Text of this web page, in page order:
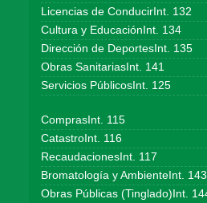
Licencias de ConducirInt. 132
Cultura y EducaciónInt. 134
Dirección de DeportesInt. 135
Obras SanitariasInt. 141
Servicios PúblicosInt. 125
ComprasInt. 115
CatastroInt. 116
RecaudacionesInt. 117
Bromatología y AmbienteInt. 143
Obras Públicas (Tinglado)Int.